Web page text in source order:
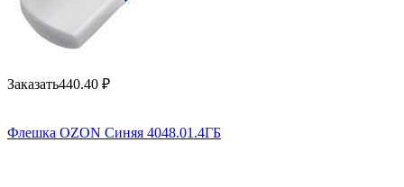
Заказать440.40 ₽
Флешка OZON Синяя 4048.01.4ГБ